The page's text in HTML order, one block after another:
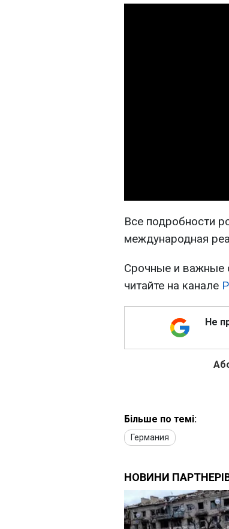
Все подробности
международная
Срочные и важные
читайте на канале
Не
Більше по темі:
Германия